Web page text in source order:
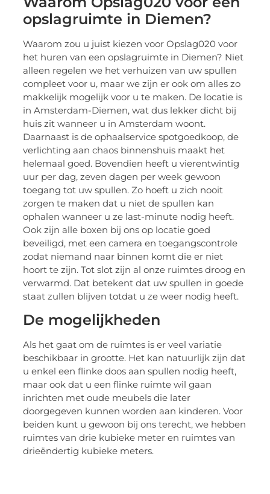
opslagruimte in Diemen?
Waarom zou u juist kiezen voor Opslag020 voor
het huren van een opslagruimte in Diemen? Niet
alleen regelen we het verhuizen van uw spullen
compleet voor u, maar we zijn er ook om alles zo
makkelijk mogelijk voor u te maken. De locatie is
in Amsterdam-Diemen, wat dus lekker dicht bij
huis zit wanneer u in Amsterdam woont.
Daarnaast is de ophaalservice spotgoedkoop, de
verlichting aan chaos binnenshuis maakt het
helemaal goed. Bovendien heeft u vierentwintig
uur per dag, zeven dagen per week gewoon
toegang tot uw spullen. Zo hoeft u zich nooit
zorgen te maken dat u niet de spullen kan
ophalen wanneer u ze last-minute nodig heeft.
Ook zijn alle boxen bij ons op locatie goed
beveiligd, met een camera en toegangscontrole
zodat niemand naar binnen komt die er niet
hoort te zijn. Tot slot zijn al onze ruimtes droog en
verwarmd. Dat betekent dat uw spullen in goede
staat zullen blijven totdat u ze weer nodig heeft.
De mogelijkheden
Als het gaat om de ruimtes is er veel variatie
beschikbaar in grootte. Het kan natuurlijk zijn dat
u enkel een flinke doos aan spullen nodig heeft,
maar ook dat u een flinke ruimte wil gaan
inrichten met oude meubels die later
doorgegeven kunnen worden aan kinderen. Voor
beiden kunt u gewoon bij ons terecht, we hebben
ruimtes van drie kubieke meter en ruimtes van
drieëndertig kubieke meters.